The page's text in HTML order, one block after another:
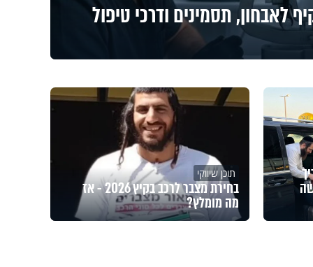
לאבחון, תסמינים ודרכי טיפול
תוכן שיווקי
בחירת מצבר לרכב בקיץ 2026 - אז
מה מומלץ?